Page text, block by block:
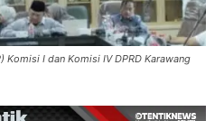
Komisi I dan Komisi IV DPRD Karawang